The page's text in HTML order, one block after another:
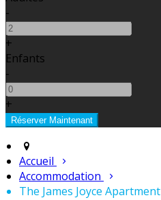
-
+
Enfants
-
+
Accueil
Accommodation
The James Joyce Apartment